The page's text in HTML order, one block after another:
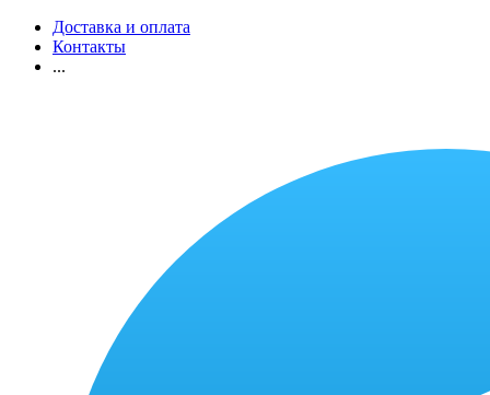
Доставка и оплата
Контакты
...